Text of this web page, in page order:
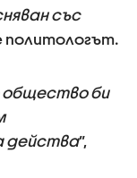
със
политологът.
общество би
действа”,